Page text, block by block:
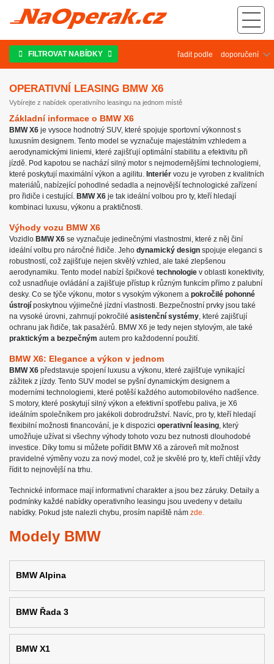
Operativní leasing BMW X6
FILTROVAT NABÍDKY řadit podle
OPERATIVNÍ LEASING BMW X6
Vybírejte z nabídek operativního leasingu na jednom místě
Základní informace o BMW X6
BMW X6 je vysoce hodnotný SUV, které spojuje sportovní výkonnost s
luxusním designem. Tento model se vyznačuje majestátním vzhledem a
aerodynamickými liniemi, které zajišťují optimální stabilitu a efektivitu při
jízdě. Pod kapotou se nachází silný motor s nejmodernějšími technologiemi,
které poskytují maximální výkon a agilitu. Interiér vozu je vyroben z kvalitních
materiálů, nabízející pohodlné sedadla a nejnovější technologické zařízení
pro řidiče i cestující. BMW X6 je tak ideální volbou pro ty, kteří hledají
kombinaci luxusu, výkonu a praktičnosti.
Výhody vozu BMW X6
Vozidlo BMW X6 se vyznačuje jedinečnými vlastnostmi, které z něj činí
ideální volbu pro náročné řidiče. Jeho dynamický design spojuje eleganci s
robustností, což zajišťuje nejen skvělý vzhled, ale také zlepšenou
aerodynamiku. Tento model nabízí špičkové technologie v oblasti konektivity,
což usnadňuje ovládání a zajišťuje přístup k různým funkcím přímo z palubní
desky. Co se týče výkonu, motor s vysokým výkonem a pokročilé pohonné
ústrojí poskytnou výjimečné jízdní vlastnosti. Bezpečnostní prvky jsou také
na vysoké úrovni, zahrnují pokročilé asistenční systémy, které zajišťují
ochranu jak řidiče, tak pasažérů. BMW X6 je tedy nejen stylovým, ale také
praktickým a bezpečným autem pro každodenní použití.
BMW X6: Elegance a výkon v jednom
BMW X6 představuje spojení luxusu a výkonu, které zajišťuje vynikající
zážitek z jízdy. Tento SUV model se pyšní dynamickým designem a
moderními technologiemi, které potěší každého automobilového nadšence.
S motory, které poskytují silný výkon a efektivní spotřebu paliva, je X6
ideálním společníkem pro jakékoli dobrodružství. Navíc, pro ty, kteří hledají
flexibilní možnosti financování, je k dispozici operativní leasing, který
umožňuje užívat si všechny výhody tohoto vozu bez nutnosti dlouhodobé
investice. Díky tomu si můžete pořídit BMW X6 a zároveň mít možnost
pravidelné výměny vozu za nový model, což je skvělé pro ty, kteří chtějí vždy
řídit to nejnovější na trhu.
Technické informace mají informativní charakter a jsou bez záruky. Detaily a
podmínky každé nabídky operativního leasingu jsou uvedeny v detailu
nabídky. Pokud jste nalezli chybu, prosím napiště nám zde.
Modely BMW
BMW Alpina
BMW Řada 3
BMW X1